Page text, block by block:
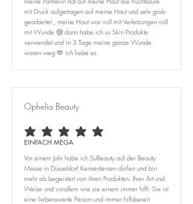
mit Druck aufgetragen auf meine Haut und sehr grob
gearbeitet , meine Haut war voll mit Verletzungen voll
mit Wunde 😢 dann habe ich su Skin Produkte
verwendet und in 3 Tage meine ganze Wunde
waren weg 🫶 ich liebe es
Ophelia Beauty
average rating is 5 out of 5
EINFACH MEGA
Vor einem Jahr habe ich SuBeauty auf der Beauty
Messe in Düsseldorf Kennenlernen dürfen und bin
mehr als begeistert von ihren Produkten. Ihrer Art und
Weise und vorallem wie sie einem immer hilft. Sie ist
eine liebenswerte Person und immer hilfsbereit